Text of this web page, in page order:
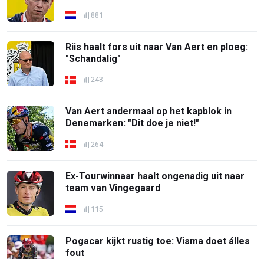
881
Riis haalt fors uit naar Van Aert en ploeg:
"Schandalig"
243
Van Aert andermaal op het kapblok in
Denemarken: "Dit doe je niet!"
264
Ex-Tourwinnaar haalt ongenadig uit naar
team van Vingegaard
115
Pogacar kijkt rustig toe: Visma doet álles
fout